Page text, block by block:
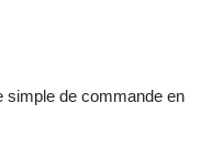
simple de commande en